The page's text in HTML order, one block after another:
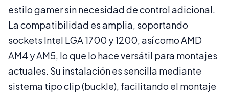
estilo gamer sin necesidad de control adicional.
La compatibilidad es amplia, soportando
sockets Intel LGA 1700 y 1200, así como AMD
AM4 y AM5, lo que lo hace versátil para montajes
actuales. Su instalación es sencilla mediante
sistema tipo clip (buckle), facilitando el montaje